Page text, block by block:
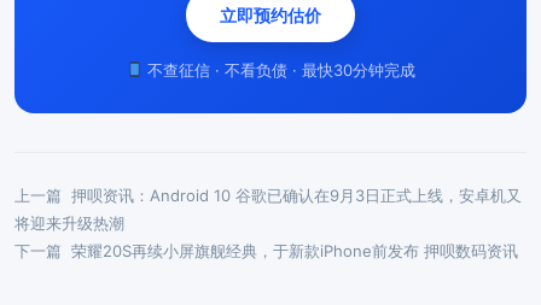
立即预约估价
不查征信 · 不看负债 · 最快30分钟完成
上一篇 押呗资讯：Android 10 谷歌已确认在9月3日正式上线，安卓机又
将迎来升级热潮
下一篇 荣耀20S再续小屏旗舰经典，于新款iPhone前发布 押呗数码资讯